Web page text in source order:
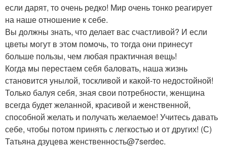
если дарят, то очень редко! Мир очень тонко реагирует
на наше отношение к себе.
Вы должны знать, что делает вас счастливой? И если
цветы могут в этом помочь, то тогда они принесут
больше пользы, чем любая практичная вещь!
Когда мы перестаем себя баловать, наша жизнь
становится унылой, тоскливой и какой-то недостойной!
Только балуя себя, зная свои потребности, женщина
всегда будет желанной, красивой и женственной,
способной желать и получать желаемое! Учитесь давать
себе, чтобы потом принять с легкостью и от других! (С)
Татьяна дзуцева женственность@7serdec.